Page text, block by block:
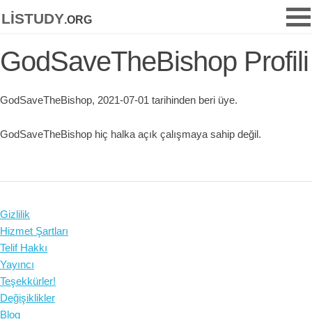
listudy.org
GodSaveTheBishop Profili
GodSaveTheBishop, 2021-07-01 tarihinden beri üye.
GodSaveTheBishop hiç halka açık çalışmaya sahip değil.
Gizlilik
Hizmet Şartları
Telif Hakkı
Yayıncı
Teşekkürler!
Değişiklikler
Blog